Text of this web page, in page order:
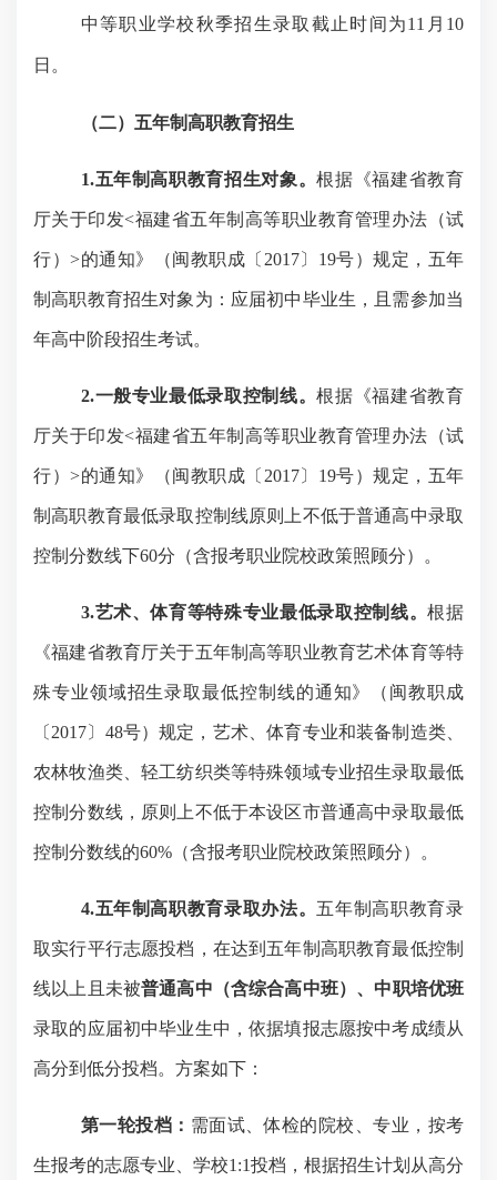
中等职业学校秋季招生录取截止时间为11月10
日。
（二）五年制高职教育招生
1.五年制高职教育招生对象。根据《福建省教育
厅关于印发<福建省五年制高等职业教育管理办法（试
行）>的通知》（闽教职成〔2017〕19号）规定，五年
制高职教育招生对象为：应届初中毕业生，且需参加当
年高中阶段招生考试。
2.一般专业最低录取控制线。根据《福建省教育
厅关于印发<福建省五年制高等职业教育管理办法（试
行）>的通知》（闽教职成〔2017〕19号）规定，五年
制高职教育最低录取控制线原则上不低于普通高中录取
控制分数线下60分（含报考职业院校政策照顾分）。
3.艺术、体育等特殊专业最低录取控制线。根据
《福建省教育厅关于五年制高等职业教育艺术体育等特
殊专业领域招生录取最低控制线的通知》（闽教职成
〔 2017〕48号）规定，艺术、体育专业和装备制造类、
农林牧渔类、轻工纺织类等特殊领域专业招生录取最低
控制分数线，原则上不低于本设区市普通高中录取最低
控制分数线的60%（含报考职业院校政策照顾分）。
4.五年制高职教育录取办法。 五年制高职教育录
取实行平行志愿投档，在达到五年制高职教育最低控制
线以上且未被普通高中 （含综合高中班）、 中职培优班
录取的应届初中毕业生中，依据填报志愿按中考成绩从
高分到低分投档。方案如下：
第一轮投档： 需面试、体检的院校、专业，按考
生报考的志愿专业、学校1:1投档，根据招生计划从高分